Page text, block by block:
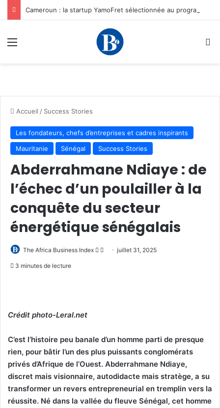
Menu
Accueil / Success Stories
Les fondateurs, chefs d’entreprises et cadres inspirants
Mauritanie
Sénégal Success Stories
Abderrahmane Ndiaye : de
l’échec d’un poulailler à la
conquête du secteur
énergétique sénégalais
The Africa Business Index
Follow
Envoyerjuillet 31, 2025
3 minutes de lecture
Crédit photo-Leral.net
C’est l’histoire peu banale d’un homme parti de presque
rien, pour bâtir l’un des plus puissants conglomérats
privés d’Afrique de l’Ouest. Abderrahmane Ndiaye,
discret mais visionnaire, autodidacte mais stratège, a su
transformer un revers entrepreneurial en tremplin vers la
réussite. Né dans la vallée du fleuve Sénégal, cet homme